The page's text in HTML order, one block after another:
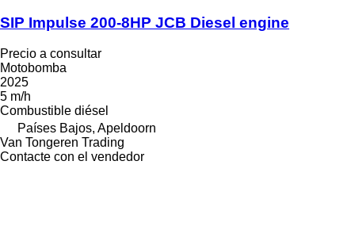
SIP Impulse 200-8HP JCB Diesel engine
Precio a consultar
Motobomba
2025
5 m/h
Combustible diésel
Países Bajos, Apeldoorn
Van Tongeren Trading
Contacte con el vendedor